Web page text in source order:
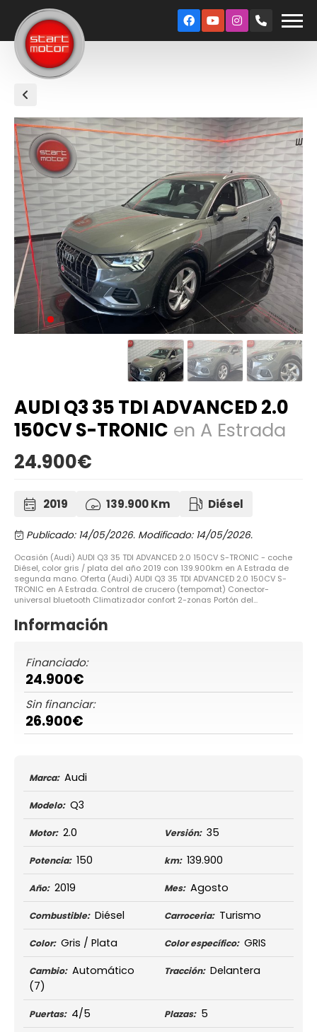
AUDI Q3 35 TDI ADVANCED 2.0
150CV S-TRONIC en A Estrada
24.900€
2019 139.900 Km Diésel
Publicado: 14/05/2026. Modificado: 14/05/2026.
Ocasión (Audi) AUDI Q3 35 TDI ADVANCED 2.0 150CV S-TRONIC - coche
Diésel, color gris / plata del año 2019 con 139.900km en A Estrada de
segunda mano. Oferta (Audi) AUDI Q3 35 TDI ADVANCED 2.0 150CV S-
TRONIC en A Estrada. Control de crucero (tempomat) Conector-
universal bluetooth Climatizador confort 2-zonas Portón del...
Información
Financiado:
24.900€
Sin financiar:
26.900€
Marca: Audi
Modelo: Q3
Motor: 2.0 Versión: 35
Potencia: 150 km: 139.900
Año: 2019 Mes: Agosto
Combustible: Diésel Carroceria: Turismo
Color: Gris / Plata Color específico: GRIS
Cambio: Automático
(7)
Tracción: Delantera
Puertas: 4/5 Plazas: 5